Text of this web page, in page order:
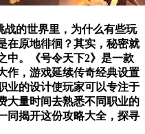
战的世界里，为什么有些玩
在原地徘徊？其实，秘密就
中。《号令天下2》是一款
作，游戏延续传奇经典设置
业的设计使玩家可以专注于
大量时间去熟悉不同职业的
同揭开这份攻略大全，探寻